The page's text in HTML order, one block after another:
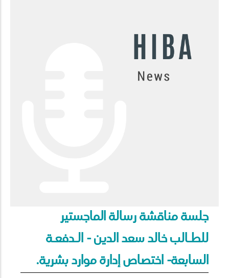
جلسة مناقشة رسالة الماجستير
للطـالب خالد سعد الدين - الـدفعـة
السابعة- اختصاص إدارة موارد بشرية.